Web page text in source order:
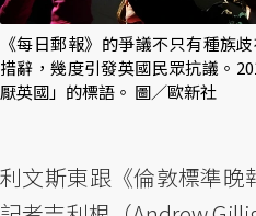
《每日郵報》的爭議不只有種族
措辭，幾度引發英國民眾抗議。
厭英國」的標語。 圖／歐新社
利文斯東跟《倫敦標準晚